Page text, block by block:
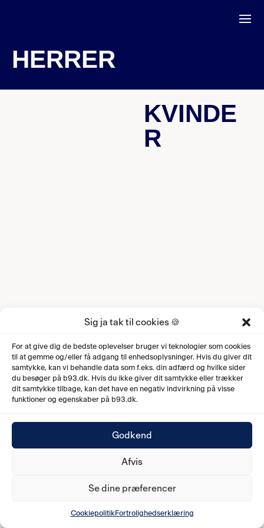
Sig ja tak til cookies 🍪
For at give dig de bedste oplevelser bruger vi teknologier som cookies
til at gemme og/eller få adgang til enhedsoplysninger. Hvis du giver dit
samtykke, kan vi behandle data som f.eks. din adfærd og hvilke sider
du besøger på b93.dk. Hvis du ikke giver dit samtykke eller trækker
dit samtykke tilbage, kan det have en negativ indvirkning på visse
funktioner og egenskaber på b93.dk.
Godkend
Afvis
Se dine præferencer
CookiepolitikFortrolighedserklæring
HERRER
KVINDE
R